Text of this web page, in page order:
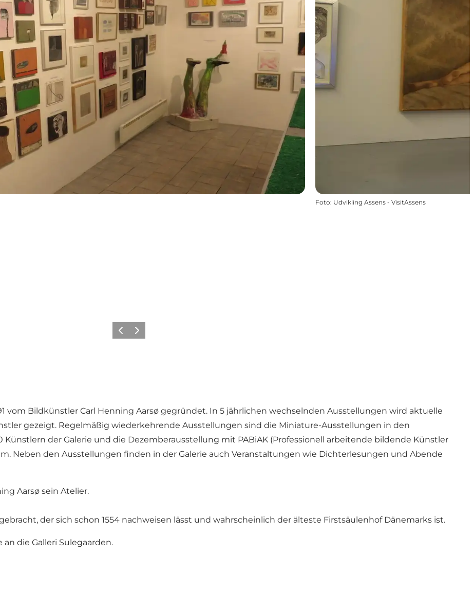
Foto: Udvikling Assens - VisitAssens
ZurückWeiter
vom Bildkünstler Carl Henning Aarsø gegründet. In 5 jährlichen wechselnden Ausstellungen wird aktuelle
gezeigt. Regelmäßig wiederkehrende Ausstellungen sind die Miniature-Ausstellungen in den
der Galerie und die Dezemberausstellung mit PABiAK (Professionell arbeitende bildende Künstler
Neben den Ausstellungen finden in der Galerie auch Veranstaltungen wie Dichterlesungen und Abende
Aarsø sein Atelier.
der sich schon 1554 nachweisen lässt und wahrscheinlich der älteste Firstsäulenhof Dänemarks ist.
die Galleri Sulegaarden.